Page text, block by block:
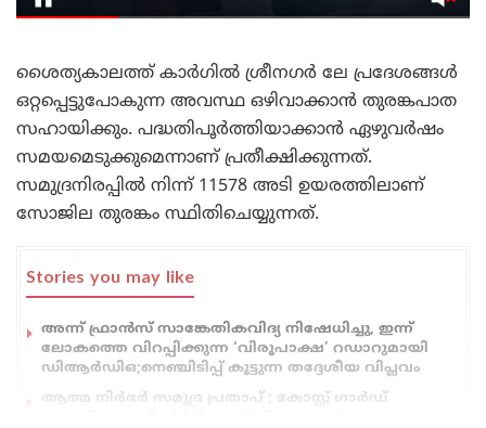
ശൈത്യകാലത്ത് കാർഗിൽ ശ്രീനഗർ ലേ പ്രദേശങ്ങൾ
ഒറ്റപ്പെട്ടുപോകുന്ന അവസ്ഥ ഒഴിവാക്കാൻ തുരങ്കപാത
സഹായിക്കും. പദ്ധതിപൂർത്തിയാക്കാൻ ഏഴുവർഷം
സമയമെടുക്കുമെന്നാണ് പ്രതീക്ഷിക്കുന്നത്.
സമുദ്രനിരപ്പിൽ നിന്ന് 11578 അടി ഉയരത്തിലാണ്
സോജില തുരങ്കം സ്ഥിതിചെയ്യുന്നത്.
Stories you may like
അന്ന് ഫ്രാൻസ് സാങ്കേതികവിദ്യ നിഷേധിച്ചു, ഇന്ന്
ലോകത്തെ വിറപ്പിക്കുന്ന ‘വിരൂപാക്ഷ’ റഡാറുമായി
ഡിആർഡിഒ;നെഞ്ചിടിപ്പ് കൂട്ടുന്ന തദ്ദേശീയ വിപ്ലവം
ആത്മ നിർഭർ സമുദ്ര പ്രതാപ് ; കോസ്റ്റ് ഗാർഡ്